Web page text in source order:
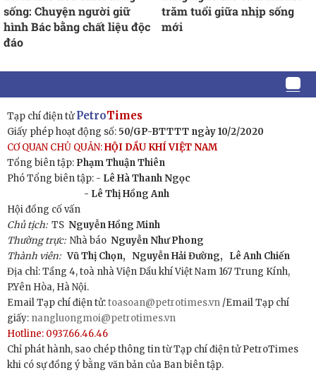
sống: Chuyện người giữ
hình Bác bằng chất liệu độc
đáo
trăm tuổi giữa nhịp sống
mới
Tạp chí điện tửPetroTimes
Giấy phép hoạt động số: 50/GP-BTTTT ngày 10/2/2020
CƠ QUAN CHỦ QUẢN:HỘI DẦU KHÍ VIỆT NAM
Tổng biên tập: Phạm Thuận Thiên
Phó Tổng biên tập: - Lê Hà Thanh Ngọc
- Lê Thị Hồng Anh
Hội đồng cố vấn
Chủ tịch:TS Nguyễn Hồng Minh
Thường trực: Nhà báo Nguyễn Như Phong
Thành viên: Vũ Thị Chọn, Nguyễn Hải Đường,
Lê Anh Chiến
Địa chỉ: Tầng 4, toà nhà Viện Dầu khí Việt Nam 167 Trung Kính,
P.Yên Hòa, Hà Nội.
Email Tạp chí điện tử:toasoan@petrotimes.vn/Email Tạp chí
giấy: nangluongmoi@petrotimes.vn
Hotline: 0937.66.46.46
Chỉ phát hành, sao chép thông tin từ Tạp chí điện tử PetroTimes
khi có sự đồng ý bằng văn bản của Ban biên tập.